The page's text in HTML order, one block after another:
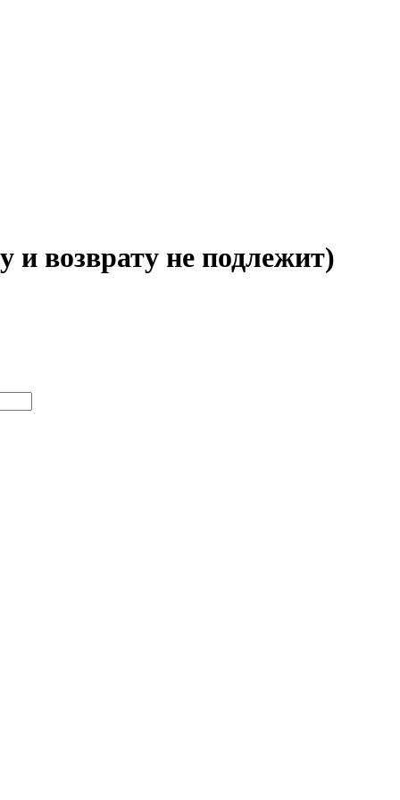
и возврату не подлежит)